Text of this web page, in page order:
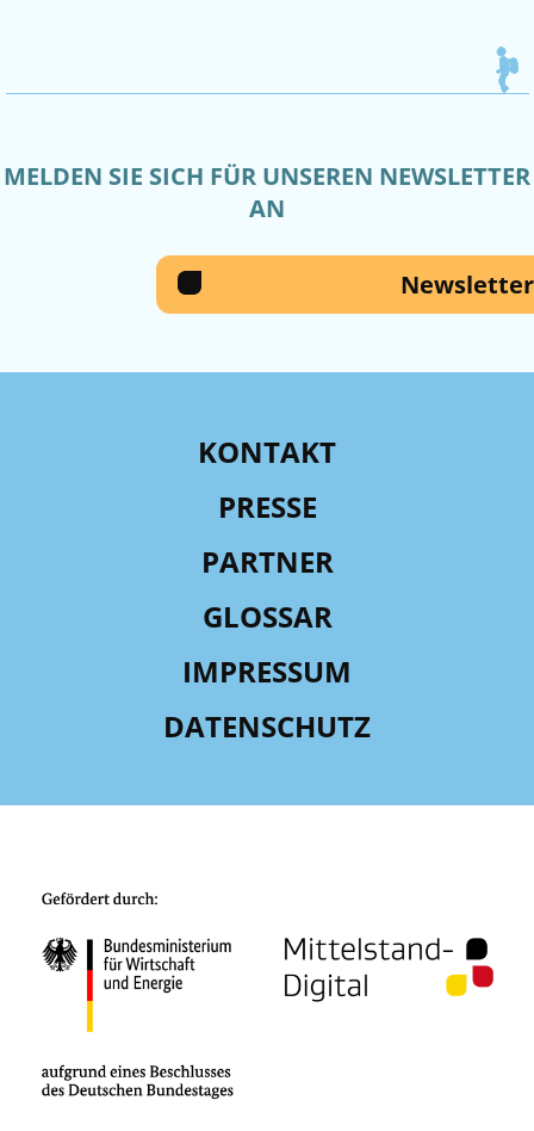
MELDEN SIE SICH FÜR UNSEREN NEWSLETTER
AN
Newsletter
KONTAKT
PRESSE
PARTNER
GLOSSAR
IMPRESSUM
DATENSCHUTZ